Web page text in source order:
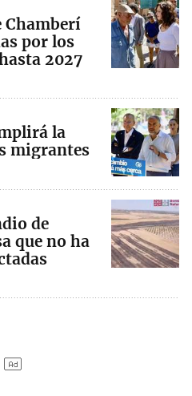
Chamberí
por los
2027
la
migrantes
de
que no ha